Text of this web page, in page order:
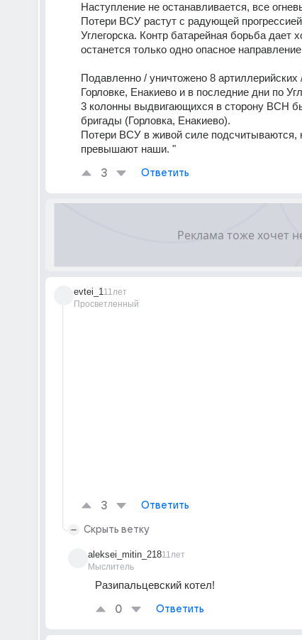
Наступление не останавливается, все
Потери ВСУ растут с радующей
Углегорска. Контр батарейная борьба
останется только одно опасное
Подавленно / уничтожено 8
Горловке, Енакиево и в последние дни по
3 колонны выдвигающихся в сторону ВСН
бригады (Горловка, Енакиево).
Потери ВСУ в живой силе подсчитываются,
превышают наши. "
3 Ответить
evtei_1
Просветленный
11лет
3 Ответить
Скрыть ветку
aleksei_mitin_218
Мыслитель
11лет
Разипальцевский котел!
0 Ответить